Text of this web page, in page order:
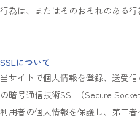
行為は、またはそのおそれのある行
SSLについて
当サイトで個人情報を登録、送受
の暗号通信技術SSL（Secure
利用者の個人情報を保護し、第三者